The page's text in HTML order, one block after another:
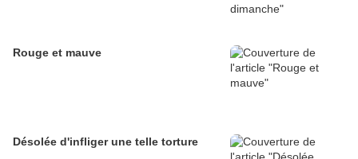
Rouge et mauve
Désolée d'infliger une telle torture